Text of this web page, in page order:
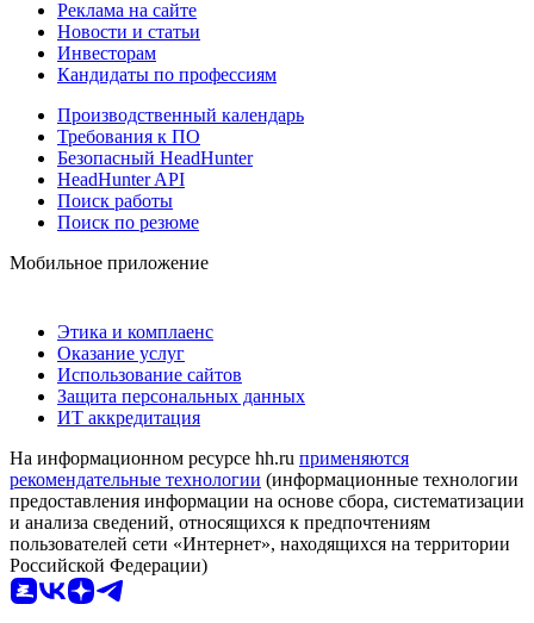
Реклама на сайте
Новости и статьи
Инвесторам
Кандидаты по профессиям
Производственный календарь
Требования к ПО
Безопасный HeadHunter
HeadHunter API
Поиск работы
Поиск по резюме
Мобильное приложение
Этика и комплаенс
Оказание услуг
Использование сайтов
Защита персональных данных
ИТ аккредитация
На информационном ресурсе hh.ru применяются
рекомендательные технологии (информационные технологии
предоставления информации на основе сбора, систематизации
и анализа сведений, относящихся к предпочтениям
пользователей сети «Интернет», находящихся на территории
Российской Федерации)